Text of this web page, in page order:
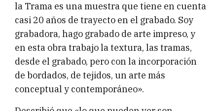
la Trama es una muestra que tiene en cuenta
casi 20 años de trayecto en el grabado. Soy
grabadora, hago grabado de arte impreso, y
en esta obra trabajo la textura, las tramas,
desde el grabado, pero con la incorporación
de bordados, de tejidos, un arte más
conceptual y contemporáneo».